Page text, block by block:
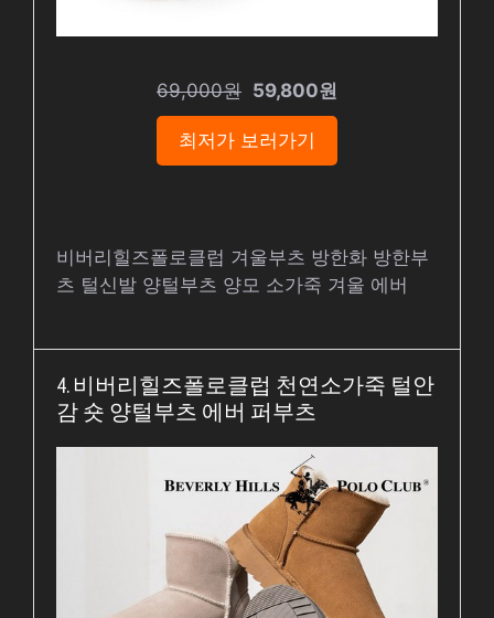
69,000원 59,800원
최저가 보러가기
비버리힐즈폴로클럽 겨울부츠 방한화 방한부
츠 털신발 양털부츠 양모 소가죽 겨울 에버
4. 비버리힐즈폴로클럽 천연소가죽 털안
감 숏 양털부츠 에버 퍼부츠